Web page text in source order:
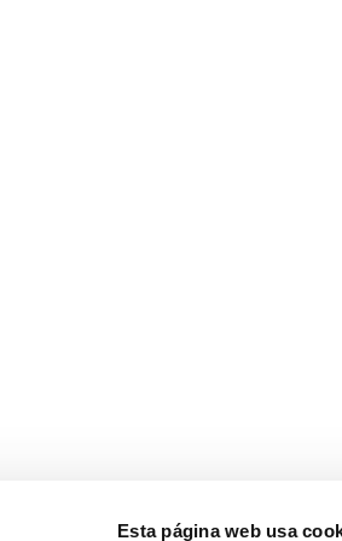
Esta página web usa